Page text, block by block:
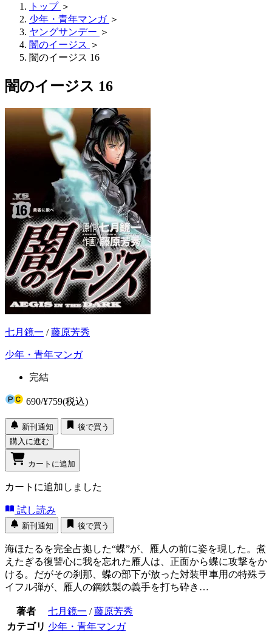
トップ ＞
少年・青年マンガ ＞
ヤングサンデー ＞
闇のイージス ＞
闇のイージス 16
闇のイージス 16
七月鏡一 /藤原芳秀
少年・青年マンガ
完結
690/¥759(税込)
新刊通知
後で買う
購入に進む
カートに追加
カートに追加しました
試し読み
新刊通知 後で買う
海ほたるを完全占拠した“蝶”が、雁人の前に姿を現した。煮
えたぎる復讐心に我を忘れた雁人は、正面から蝶に攻撃をか
ける。だがその刹那、蝶の部下が放った対装甲車用の特殊ラ
イフル弾が、雁人の鋼鉄製の義手を打ち砕き…
著者 七月鏡一 /藤原芳秀
カテゴリ 少年・青年マンガ